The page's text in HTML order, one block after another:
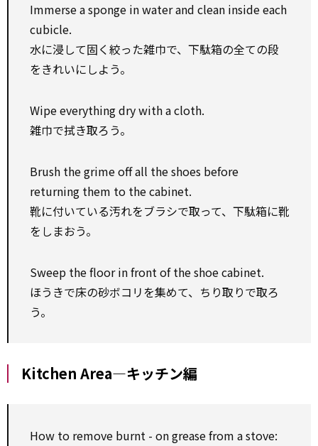
Immerse a sponge in water and clean inside each
cubicle.
水に浸して固く絞った雑巾で、下駄箱の全ての段
をきれいにしよう。
Wipe everything dry with a cloth.
雑巾で拭き取ろう。
Brush the grime off all the shoes before
returning them to the cabinet.
靴に付いている汚れをブラシで取って、下駄箱に靴
をしまおう。
Sweep the floor in front of the shoe cabinet.
ほうきで床の砂ボコリを集めて、ちり取りで取ろ
う。
Kitchen Area―キッチン編
How to remove burnt - on grease from a stove: